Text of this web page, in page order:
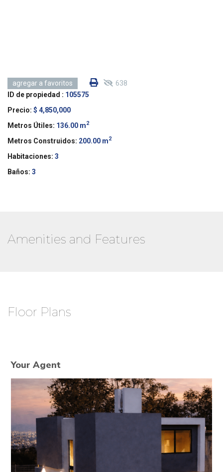
agregar a favoritos 638
ID de propiedad : 105575
Precio: $ 4,850,000
Metros Útiles: 136.00 m2
Metros Construidos: 200.00 m2
Habitaciones: 3
Baños: 3
Amenities and Features
Floor Plans
Your Agent